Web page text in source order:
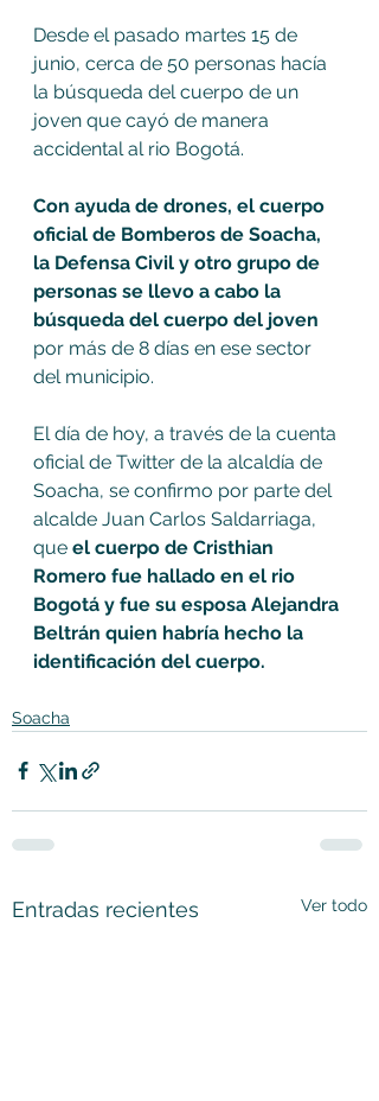
Desde el pasado martes 15 de
junio, cerca de 50 personas hacía
la búsqueda del cuerpo de un
joven que cayó de manera
accidental al rio Bogotá.
Con ayuda de drones, el cuerpo
oficial de Bomberos de Soacha,
la Defensa Civil y otro grupo de
personas se llevo a cabo la
búsqueda del cuerpo del joven
por más de 8 días en ese sector
del municipio.
El día de hoy, a través de la cuenta
oficial de Twitter de la alcaldía de
Soacha, se confirmo por parte del
alcalde Juan Carlos Saldarriaga,
que el cuerpo de Cristhian
Romero fue hallado en el rio
Bogotá y fue su esposa Alejandra
Beltrán quien habría hecho la
identificación del cuerpo.
Soacha
Entradas recientes Ver todo